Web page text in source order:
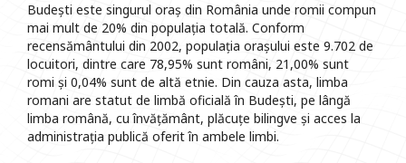
Budești este singurul oraș din România unde romii compun
mai mult de 20% din populația totală. Conform
recensământului din 2002, populația orașului este 9.702 de
locuitori, dintre care 78,95% sunt români, 21,00% sunt
romi și 0,04% sunt de altă etnie. Din cauza asta, limba
romani are statut de limbă oficială în Budești, pe lângă
limba română, cu învățământ, plăcuțe bilingve și acces la
administrația publică oferit în ambele limbi.